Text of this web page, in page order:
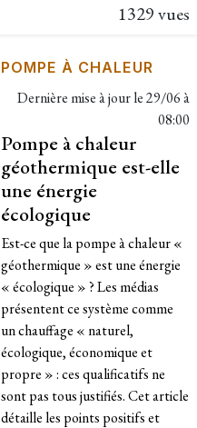
1329 vues
POMPE À CHALEUR
Dernière mise à jour le29/06 à
08:00
Pompe à chaleur
géothermique est-elle
une énergie
écologique
Est-ce que la pompe à chaleur «
géothermique » est une énergie
« écologique » ? Les médias
présentent ce système comme
un chauffage « naturel,
écologique, économique et
propre » : ces qualificatifs ne
sont pas tous justifiés. Cet article
détaille les points positifs et